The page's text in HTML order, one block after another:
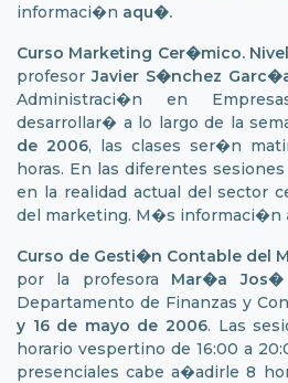
informaci�n aqu�.
Curso Marketing Cer�mico.
profesorJavier S�nchez
Administraci�n en
desarrollar� a lo largo de la
de 2006, las clases ser�n
horas. En las diferentes
en la realidad actual del sector
del marketing. M�s informaci�n
Curso de Gesti�n Contable del
por la profesora Mar�a
Departamento de Finanzas y
y 16 de mayo de 2006. Las
horario vespertino de 16:00 a
presenciales cabe a�adirle 8